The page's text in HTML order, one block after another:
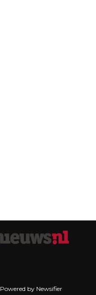
Powered by Newsifier